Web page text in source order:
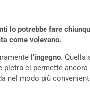
lo potrebbe fare
come volevano.
l’ingegno. Quella
ci permette ancora
nel modo più